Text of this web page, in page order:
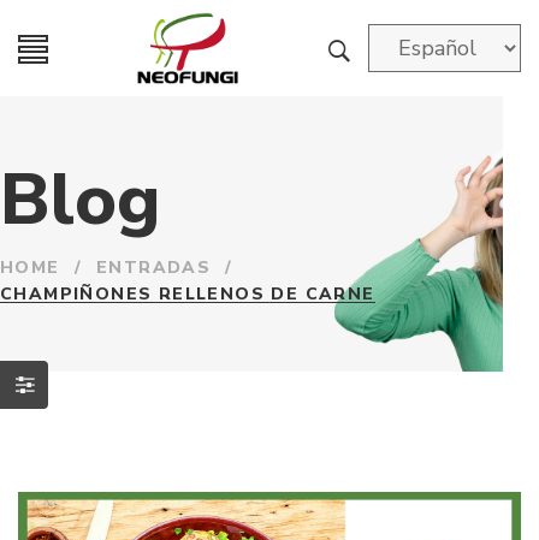
Blog
HOME / ENTRADAS
/
CHAMPIÑONES RELLENOS DE CARNE